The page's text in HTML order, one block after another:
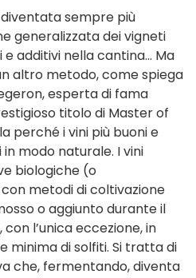
sempre più
generalizzata dei vigneti
e additivi nella cantina… Ma
altro metodo, come spiega
esperta di fama
titolo di Master of
perché i vini più buoni e
modo naturale. I vini
biologiche (o
metodi di coltivazione
o aggiunto durante il
l’unica eccezione, in
minima di solfiti. Si tratta di
che, fermentando, diventa